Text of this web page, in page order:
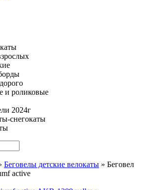
и роликовые
2024г
снегокаты
Беговелы детские велокаты » Беговел
active